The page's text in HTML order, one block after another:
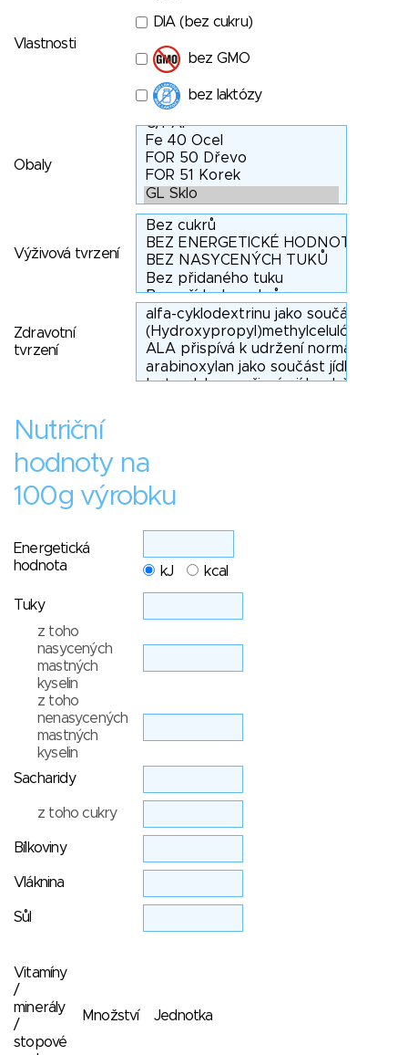
Vlastnosti
DIA (bez cukru)
bez GMO
bez laktózy
Obaly
Výživová tvrzení
Zdravotní
tvrzení
Nutriční
hodnoty na
100g výrobku
Energetická
hodnota
kJ kcal
Tuky
z toho
nasycených
mastných
kyselin
z toho
nenasycených
mastných
kyselin
Sacharidy
z toho cukry
Bílkoviny
Vláknina
Sůl
Vitamíny
/
minerály
/
stopové
Množství Jednotka